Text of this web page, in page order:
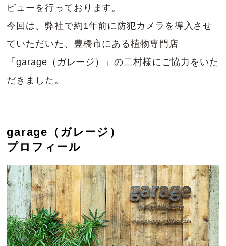
ビューを行っております。
今回は、弊社で約1年前に防犯カメラを導入させ
ていただいた、豊橋市にある植物専門店
「garage（ガレージ）」の二村様にご協力をいた
だきました。
garage（ガレージ）
プロフィール